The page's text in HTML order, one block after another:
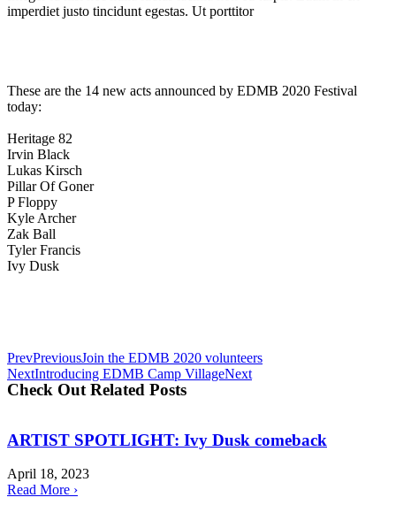
imperdiet justo tincidunt egestas. Ut porttitor
These are the 14 new acts announced by EDMB 2020 Festival
today:
Heritage 82
Irvin Black
Lukas Kirsch
Pillar Of Goner
P Floppy
Kyle Archer
Zak Ball
Tyler Francis
Ivy Dusk
PrevPreviousJoin the EDMB 2020 volunteers
NextIntroducing EDMB Camp VillageNext
Check Out Related Posts
ARTIST SPOTLIGHT: Ivy Dusk comeback
April 18, 2023
Read More ›